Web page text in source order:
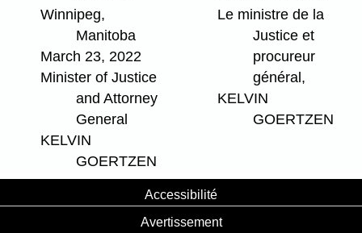
Winnipeg,
Manitoba
March 23, 2022
Minister of Justice
and Attorney
General
KELVIN
GOERTZEN
Le ministre de la
Justice et
procureur
général,
KELVIN
GOERTZEN
Accessibilité
Avertissement